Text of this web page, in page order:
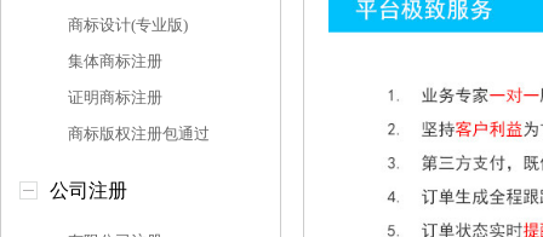
商标设计(专业版)
集体商标注册
证明商标注册
商标版权注册包通过
公司注册